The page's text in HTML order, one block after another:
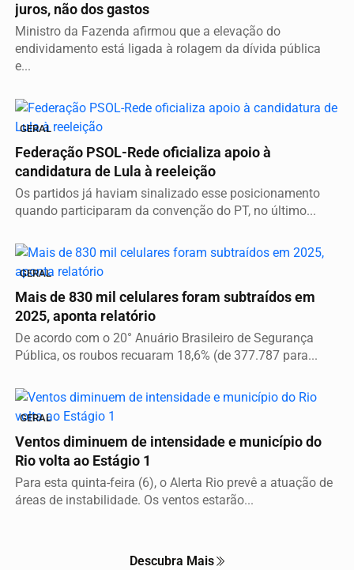
juros, não dos gastos
Ministro da Fazenda afirmou que a elevação do
endividamento está ligada à rolagem da dívida pública
e...
GERAL
Federação PSOL-Rede oficializa apoio à
candidatura de Lula à reeleição
Os partidos já haviam sinalizado esse posicionamento
quando participaram da convenção do PT, no último...
GERAL
Mais de 830 mil celulares foram subtraídos em
2025, aponta relatório
De acordo com o 20° Anuário Brasileiro de Segurança
Pública, os roubos recuaram 18,6% (de 377.787 para...
GERAL
Ventos diminuem de intensidade e município do
Rio volta ao Estágio 1
Para esta quinta-feira (6), o Alerta Rio prevê a atuação de
áreas de instabilidade. Os ventos estarão...
Descubra Mais